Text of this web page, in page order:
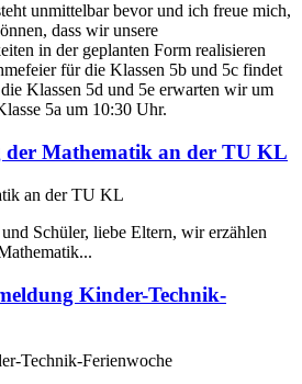
unmittelbar bevor und ich freue mich,
dass wir unsere
in der geplanten Form realisieren
für die Klassen 5b und 5c findet
Klassen 5d und 5e erwarten wir um
5a um 10:30 Uhr.
der Mathematik an der TU KL
Schüler, liebe Eltern, wir erzählen
Kinder-Technik-